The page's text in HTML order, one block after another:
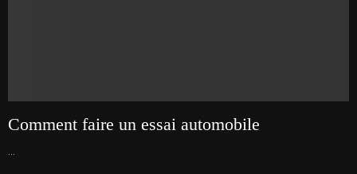
Comment faire un essai automobile